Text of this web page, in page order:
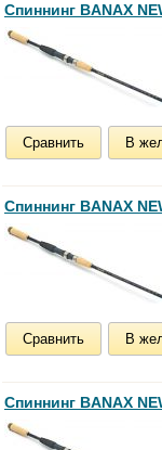
Спиннинг BANAX
Сравнить В
Спиннинг BANAX
Сравнить В
Спиннинг BANAX